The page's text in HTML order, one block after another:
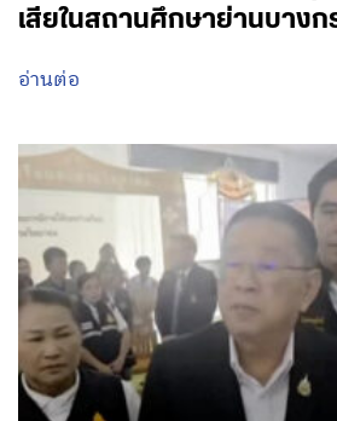
เสียในสถานศึกษาย่านบาง
อ่านต่อ